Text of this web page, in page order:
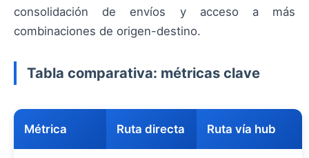
consolidación de envíos y acceso a más
combinaciones de origen-destino.
Tabla comparativa: métricas clave
Métrica Ruta directa Ruta vía hub